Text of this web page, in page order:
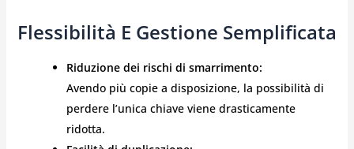
Flessibilità E Gestione Semplificata
Riduzione dei rischi di smarrimento:
Avendo più copie a disposizione, la possibilità di
perdere l’unica chiave viene drasticamente
ridotta.